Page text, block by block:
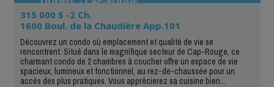
315 000 $ -2 Ch.
1600 Boul. de la Chaudière App.101
Découvrez un condo où emplacement et qualité de vie se
rencontrent. Situé dans le magnifique secteur de Cap-Rouge, ce
charmant condo de 2 chambres à coucher offre un espace de vie
spacieux, lumineux et fonctionnel, au rez-de-chaussée pour un
accès des plus pratiques. Vous apprécierez sa cuisine bien...